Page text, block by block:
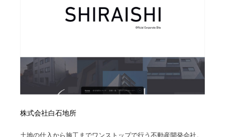
株式会社白石地所
土地の仕入から施工までワンストップで行う不動産開発会社。